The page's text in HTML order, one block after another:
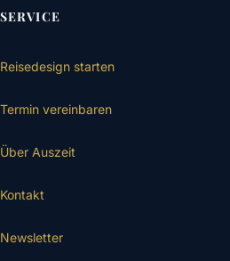
SERVICE
Reisedesign starten
Termin vereinbaren
Über Auszeit
Kontakt
Newsletter